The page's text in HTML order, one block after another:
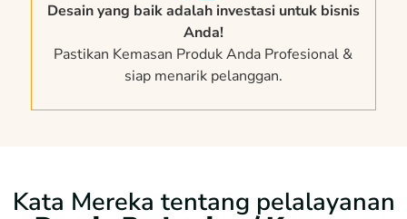
Desain yang baik adalah investasi untuk bisnis
Anda!
Pastikan Kemasan Produk Anda Profesional &
siap menarik pelanggan.
Kata Mereka tentang pelalayanan